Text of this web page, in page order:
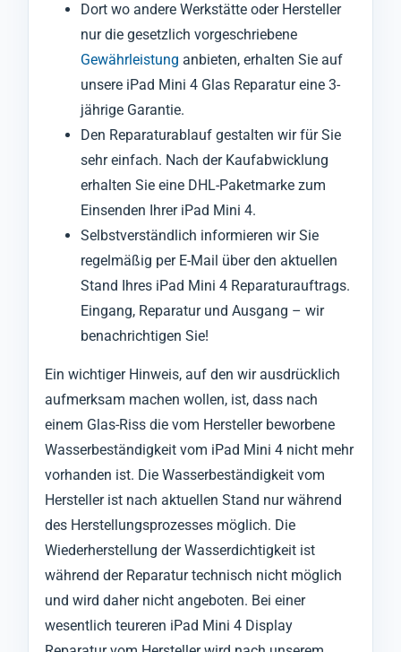
Dort wo andere Werkstätte oder Hersteller
nur die gesetzlich vorgeschriebene
Gewährleistung anbieten, erhalten Sie auf
unsere iPad Mini 4 Glas Reparatur eine 3-
jährige Garantie.
Den Reparaturablauf gestalten wir für Sie
sehr einfach. Nach der Kaufabwicklung
erhalten Sie eine DHL-Paketmarke zum
Einsenden Ihrer iPad Mini 4.
Selbstverständlich informieren wir Sie
regelmäßig per E-Mail über den aktuellen
Stand Ihres iPad Mini 4 Reparaturauftrags.
Eingang, Reparatur und Ausgang – wir
benachrichtigen Sie!
Ein wichtiger Hinweis, auf den wir ausdrücklich
aufmerksam machen wollen, ist, dass nach
einem Glas-Riss die vom Hersteller beworbene
Wasserbeständigkeit vom iPad Mini 4 nicht mehr
vorhanden ist. Die Wasserbeständigkeit vom
Hersteller ist nach aktuellen Stand nur während
des Herstellungsprozesses möglich. Die
Wiederherstellung der Wasserdichtigkeit ist
während der Reparatur technisch nicht möglich
und wird daher nicht angeboten. Bei einer
wesentlich teureren iPad Mini 4 Display